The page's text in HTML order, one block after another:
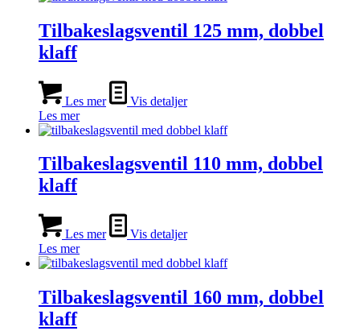
Tilbakeslagsventil 125 mm, dobbel
klaff
Les mer
Vis detaljer
Les mer
Tilbakeslagsventil 110 mm, dobbel
klaff
Les mer
Vis detaljer
Les mer
Tilbakeslagsventil 160 mm, dobbel
klaff